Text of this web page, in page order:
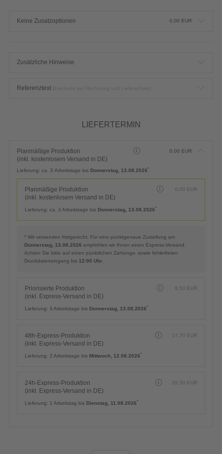
Keine Zusatzoptionen 0,00 EUR
Zusätzliche Hinweise
Referenztext
LIEFERTERMIN
Planmäßige Produktion
(inkl. kostenlosem Versand in DE)
0,00 EUR
Lieferung: ca. 3 Arbeitstage bis Donnerstag, 13.08.2026*
Planmäßige Produktion
(inkl. kostenlosem Versand in DE)
0,00 EUR
Lieferung: ca. 3 Arbeitstage bis Donnerstag, 13.08.2026*
* Wir versenden fristgerecht. Für eine punktgenaue Zustellung am
Donnerstag, 13.08.2026 empfehlen wir Ihnen einen Express-Versand.
Achten Sie bitte auf einen pünktlichen Zahlungs- sowie fehlerfreien
Druckdateneingang bis 12:00 Uhr
Priorisierte Produktion
(inkl. Express-Versand in DE)
6,50 EUR
Lieferung: 3 Arbeitstage bis Donnerstag, 13.08.2026*
48h-Express-Produktion
(inkl. Express-Versand in DE)
17,70 EUR
Lieferung: 2 Arbeitstage bis Mittwoch, 12.08.2026*
24h-Express-Produktion
(inkl. Express-Versand in DE)
28,50 EUR
Lieferung: 1 Arbeitstag bis Dienstag, 11.08.2026*